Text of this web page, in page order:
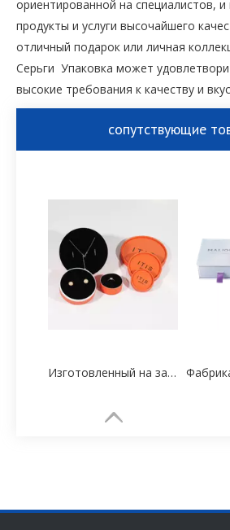
ориентированной на специалистов,
продукты и услуги высочайшего
отличный подарок или личная
Серьги Упаковка может
высокие требования к качеству и
сопутствующие
Изготовленный на заказ высококачественный бумажный мультяшный поставщик трубных коробок